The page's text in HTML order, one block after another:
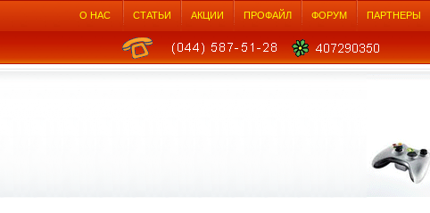
О НАС СТАТЬИ АКЦИИ ПРОФАЙЛ ФОРУМ ПАРТНЕРЫ